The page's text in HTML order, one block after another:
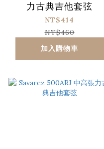
力古典吉他套弦
NT$414
NT$460
加入購物車